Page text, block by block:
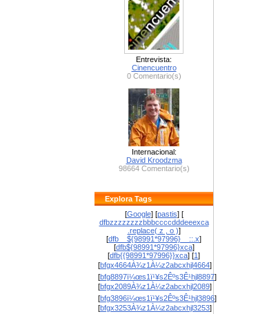
Entrevista:
Cinencuentro
0 Comentario(s)
Internacional:
David Kroodzma
98664 Comentario(s)
Explora Tags
[Google] [pastis] [
dfbzzzzzzzzbbbccccdddeeexca
.replace( z , o )]
[dfb__${98991*97996}__::.x]
[dfb${98991*97996}xca]
[dfb{{98991*97996}}xca] [1]
[bfgx4664À¾z1À¼z2abcxhjl4664]
[bfg8897ï¼œs1ï¹¥s2Êºs3Ê¹hjl8897]
[bfgx2089À¾z1À¼z2abcxhjl2089]
[bfg3896ï¼œs1ï¹¥s2Êºs3Ê¹hjl3896]
[bfgx3253À¾z1À¼z2abcxhjl3253]